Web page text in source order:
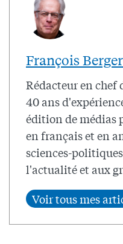
François
Rédacteur en chef
40 ans
édition de médias
en français et en
sciences-
l'actualité et aux